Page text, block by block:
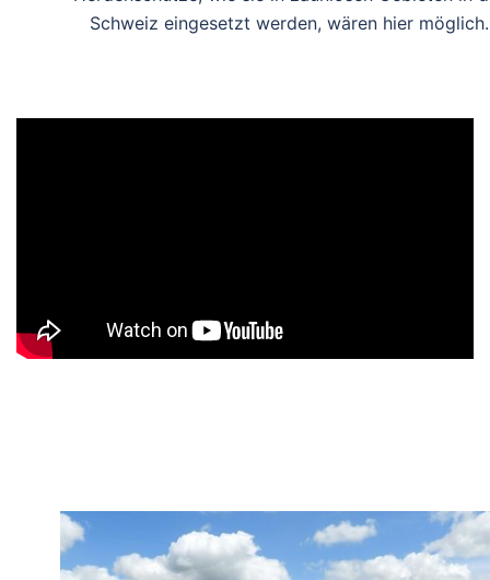
Schweiz eingesetzt werden, wären hier möglich.